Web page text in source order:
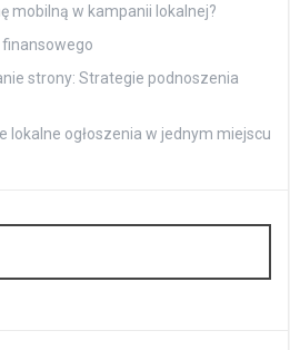
mobilną w kampanii lokalnej?
strony: Strategie podnoszenia
lokalne ogłoszenia w jednym miejscu